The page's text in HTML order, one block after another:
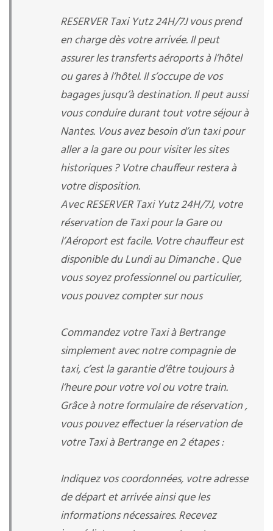
RESERVER Taxi Yutz 24H/7J vous prend
en charge dès votre arrivée. Il peut
assurer les transferts aéroports à l’hôtel
ou gares à l’hôtel. Il s’occupe de vos
bagages jusqu’à destination. Il peut aussi
vous conduire durant tout votre séjour à
Nantes. Vous avez besoin d’un taxi pour
aller a la gare ou pour visiter les sites
historiques ? Votre chauffeur restera à
votre disposition.
Avec RESERVER Taxi Yutz 24H/7J, votre
réservation de Taxi pour la Gare ou
l’Aéroport est facile. Votre chauffeur est
disponible du Lundi au Dimanche . Que
vous soyez professionnel ou particulier,
vous pouvez compter sur nous
Commandez votre Taxi à Bertrange
simplement avec notre compagnie de
taxi, c’est la garantie d’être toujours à
l’heure pour votre vol ou votre train.
Grâce à notre formulaire de réservation ,
vous pouvez effectuer la réservation de
votre Taxi à Bertrange en 2 étapes :
Indiquez vos coordonnées, votre adresse
de départ et arrivée ainsi que les
informations nécessaires. Recevez